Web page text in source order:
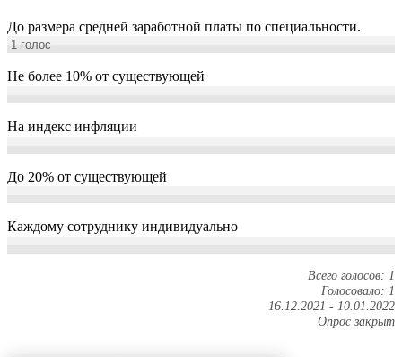
До размера средней заработной платы по специальности.
1 голос
Не более 10% от существующей
На индекс инфляции
До 20% от существующей
Каждому сотруднику индивидуально
Всего голосов: 1
Голосовало: 1
16.12.2021 - 10.01.2022
Опрос закрыт